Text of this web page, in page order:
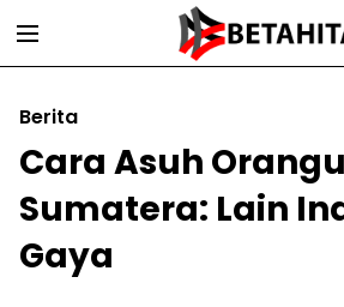
Berita
Cara Asuh
Sumatera: Lain
Gaya